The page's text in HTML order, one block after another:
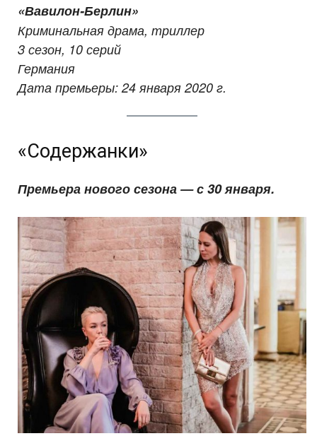
«Вавилон-Берлин»
Криминальная драма, триллер
3 сезон, 10 серий
Германия
Дата премьеры: 24 января 2020 г.
«Содержанки»
Премьера нового сезона — с 30 января.